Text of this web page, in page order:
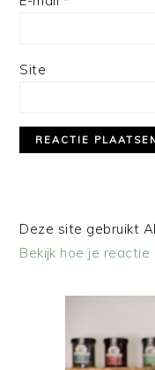
Site
Deze site gebruikt
Bekijk hoe je